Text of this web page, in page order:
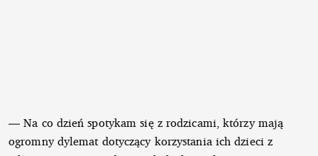
— Na co dzień spotykam się z rodzicami, którzy mają
ogromny dylemat dotyczący korzystania ich dzieci z